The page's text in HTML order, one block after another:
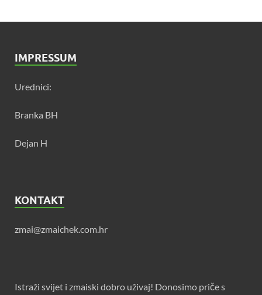
IMPRESSUM
Urednici:
Branka BH
Dejan H
KONTAKT
zmai@zmaichek.com.hr
Istraži svijet i zmaiski dobro uživaj! Donosimo priče s